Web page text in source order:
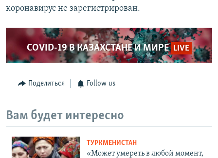
коронавирус не зарегистрирован.
COVID-19 В КАЗАХСТАНЕ И МИРЕ LIVE
Поделиться Follow us
Вам будет интересно
ТУРКМЕНИСТАН
«Может умереть в любой момент,